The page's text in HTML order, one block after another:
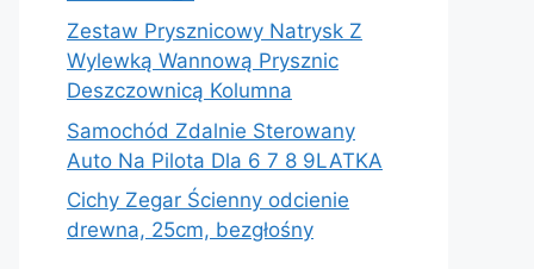
Zestaw Prysznicowy Natrysk Z
Wylewką Wannową Prysznic
Deszczownicą Kolumna
Samochód Zdalnie Sterowany
Auto Na Pilota Dla 6 7 8 9LATKA
Cichy Zegar Ścienny odcienie
drewna, 25cm, bezgłośny